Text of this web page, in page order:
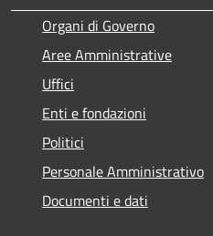
Organi di Governo
Aree Amministrative
Uffici
Enti e fondazioni
Politici
Personale Amministrativo
Documenti e dati